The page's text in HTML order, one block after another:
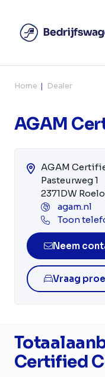
Home Dealer
AGAM
AGAM
Pasteurweg 1
2371DW
agam.nl
Toon
Neem
Vraag
Certified